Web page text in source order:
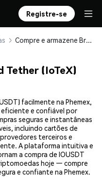
Registre-se
Compre e armazene Bridged Tether (IoTeX) (IOUSDT) com segurança
Tether (IoTeX)
facilmente na Phemex,
e confiável por
seguras e instantâneas
incluindo cartões de
terceiros e
A plataforma intuitiva e
a compra de IOUSDT
hoje — compre
e confiante na Phemex.